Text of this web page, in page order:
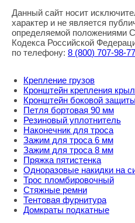
Данный сайт носит
характер и не является
определяемой положениями
Кодекса Российской
по телефону: 8 (800) 707-98-77
Крепление грузов
Кронштейн крепления
Кронштейн боковой защиты
Петля бортовая 90 мм
Резиновый уплотнитель
Наконечник для троса
Зажим для троса 6 мм
Зажим для троса 8 мм
Пряжка пятистенка
Одноразовые накидки на
Трос пломбировочный
Стяжные ремни
Тентовая фурнитура
Домкраты подкатные